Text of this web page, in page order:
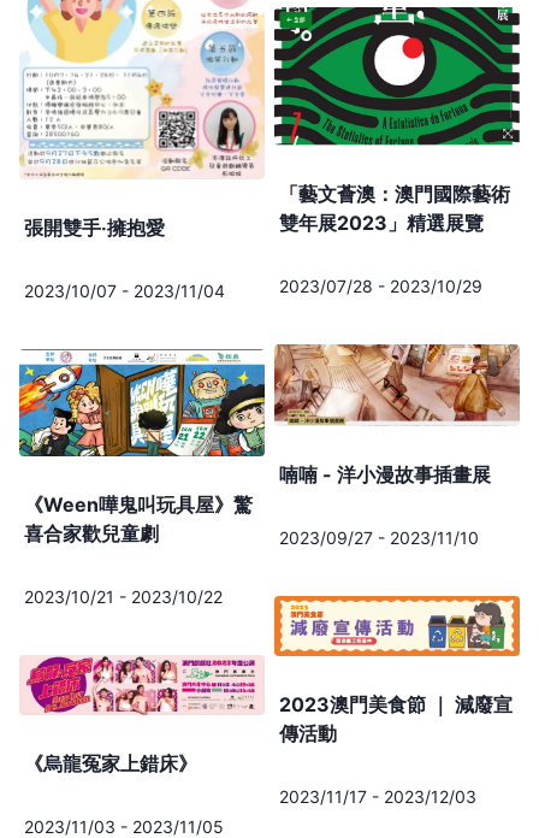
張開雙手‧擁抱愛
2023/10/07 - 2023/11/04
《Ween嘩鬼叫玩具屋》驚
喜合家歡兒童劇
2023/10/21 - 2023/10/22
《烏龍冤家上錯床》
2023/11/03 - 2023/11/05
「藝文薈澳：澳門國際藝術
雙年展2023」精選展覽
2023/07/28 - 2023/10/29
喃喃 - 洋小漫故事插畫展
2023/09/27 - 2023/11/10
2023澳門美食節 ｜ 減廢宣
傳活動
2023/11/17 - 2023/12/03